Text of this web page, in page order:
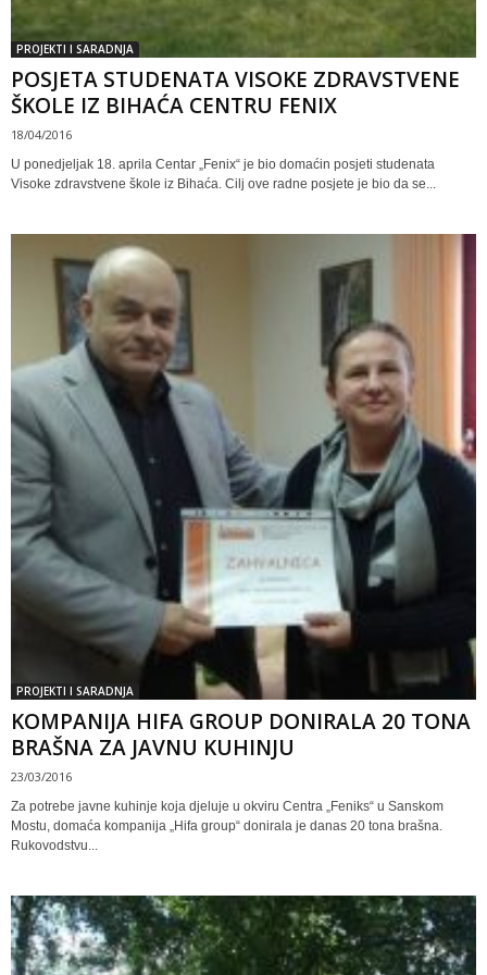
PROJEKTI I SARADNJA
POSJETA STUDENATA VISOKE ZDRAVSTVENE
ŠKOLE IZ BIHAĆA CENTRU FENIX
18/04/2016
U ponedjeljak 18. aprila Centar „Fenix“ je bio domaćin posjeti studenata
Visoke zdravstvene škole iz Bihaća. Cilj ove radne posjete je bio da se...
PROJEKTI I SARADNJA
KOMPANIJA HIFA GROUP DONIRALA 20 TONA
BRAŠNA ZA JAVNU KUHINJU
23/03/2016
Za potrebe javne kuhinje koja djeluje u okviru Centra „Feniks“ u Sanskom
Mostu, domaća kompanija „Hifa group“ donirala je danas 20 tona brašna.
Rukovodstvu...